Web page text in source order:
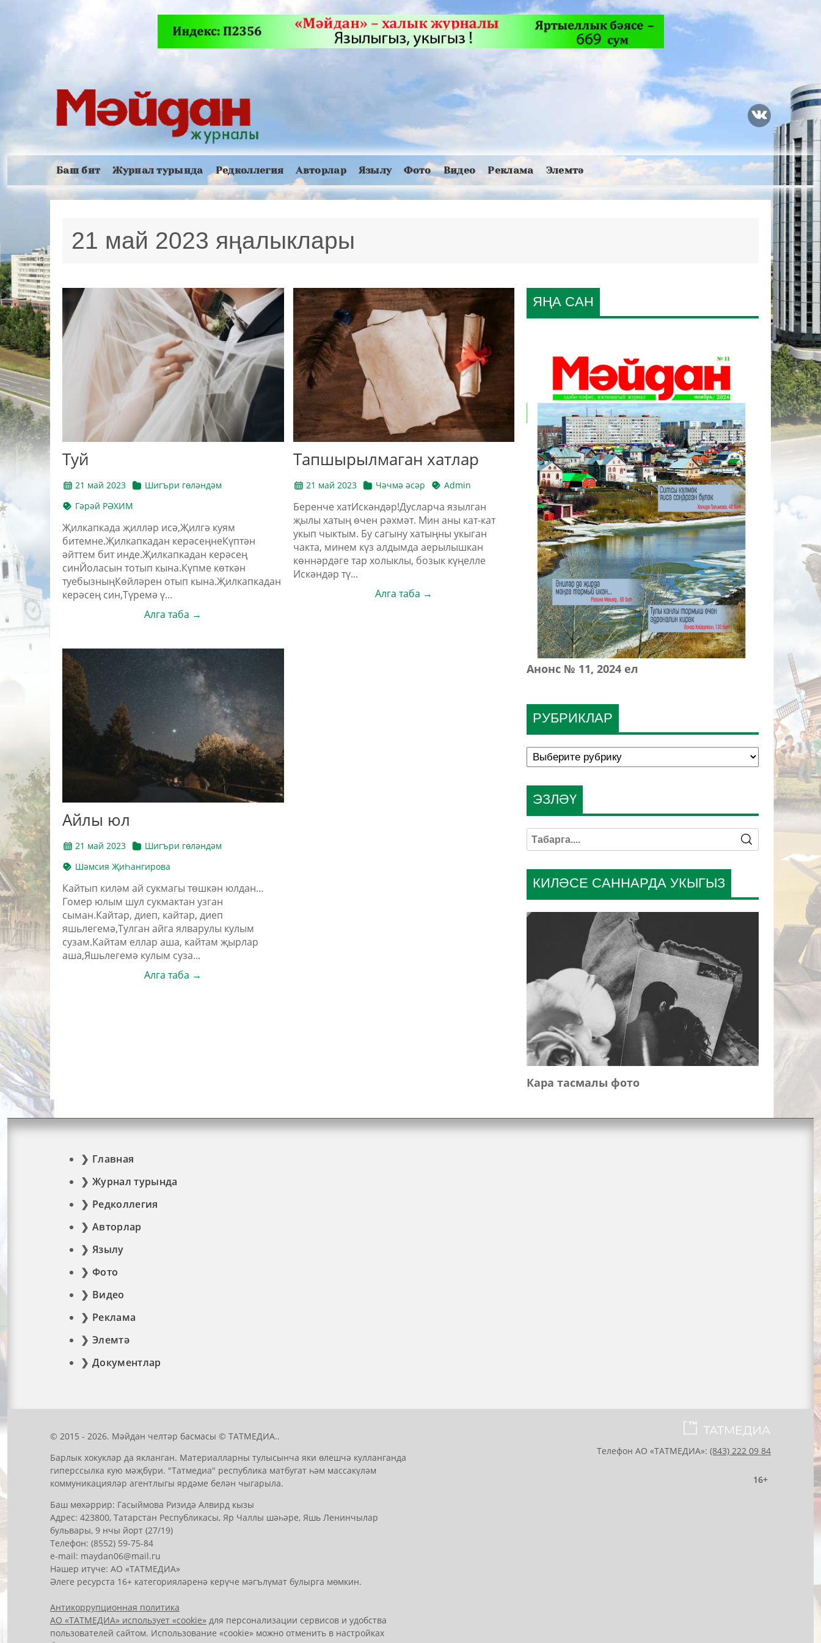
Баш бит Журнал турында Редколлегия Авторлар Язылу Фото Видео Реклама Элемтә
21 май 2023 яңалыклары
Туй
21 май 2023
Шигъри гөләндәм
Гәрәй РӘХИМ
Җилкапкада җилләр исә,Җилгә куям
битемне.Җилкапкадан керәсеңнеКүптән
әйттем бит инде.Җилкапкадан керәсең
синЙоласын тотып кына.Күпме көткән
туебызныңКөйләрен отып кына.Җилкапкадан
керәсең син,Түремә ү...
Алга таба →
Тапшырылмаган хатлар
21 май 2023 Чәчмә әсәр Admin
Беренче хатИскәндәр!Дусларча язылган
җылы хатың өчен рәхмәт. Мин аны кат-кат
укып чыктым. Бу сагыну хатыңны укыган
чакта, минем күз алдымда аерылышкан
көннәрдәге тар холыклы, бозык күңелле
Искәндәр тү...
Алга таба →
Айлы юл
21 май 2023
Шигъри гөләндәм
Шәмсия ҖиҺангирова
Кайтып киләм ай сукмагы төшкән юлдан…
Гомер юлым шул сукмактан узган
сыман.Кайтар, диеп, кайтар, диеп
яшьлегемә,Тулган айга ялварулы кулым
сузам.Кайтам еллар аша, кайтам җырлар
аша,Яшьлегемә кулым суза...
Алга таба →
РУБРИКЛАР
ЯҢА САН
Анонс № 11, 2024 ел
КИЛӘСЕ САННАРДА УКЫГЫЗ
Кара тасмалы фото
ЭЗЛӘҮ
Главная
Журнал турында
Редколлегия
Авторлар
Язылу
Фото
Видео
Реклама
Элемтә
Документлар
© 2015 - 2026. Мәйдан челтәр басмасы © ТАТМЕДИА..
Барлык хокуклар да якланган. Материалларны тулысынча яки өлешчә кулланганда
гиперссылка кую мәҗбүри. "Татмедиа" республика матбугат һәм массакүләм
коммуникацияләр агентлыгы ярдәме белән чыгарыла.
Баш мөхәррир: Гасыймова Ризидә Алвирд кызы
Адрес: 423800, Татарстан Республикасы, Яр Чаллы шәһәре, Яшь Ленинчылар
бульвары, 9 нчы йорт (27/19)
Телефон: (8552) 59-75-84
е-mail: mауdаn06@mail.гu
Нәшер итүче: АО «ТАТМЕДИА»
Әлеге ресурста 16+ категорияләренә керүче мәгълүмат булырга мөмкин.
Антикоррупционная политика
АО «ТАТМЕДИА» использует «cookie» для персонализации сервисов и удобства
пользователей сайтом. Использование «cookie» можно отменить в настройках
Телефон АО «ТАТМЕДИА»: (843) 222 09 84
16+